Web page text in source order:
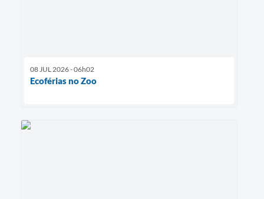
08 JUL 2026 - 06h02
Ecoférias no Zoo